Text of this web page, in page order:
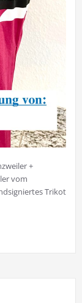
+
vom
Trikot